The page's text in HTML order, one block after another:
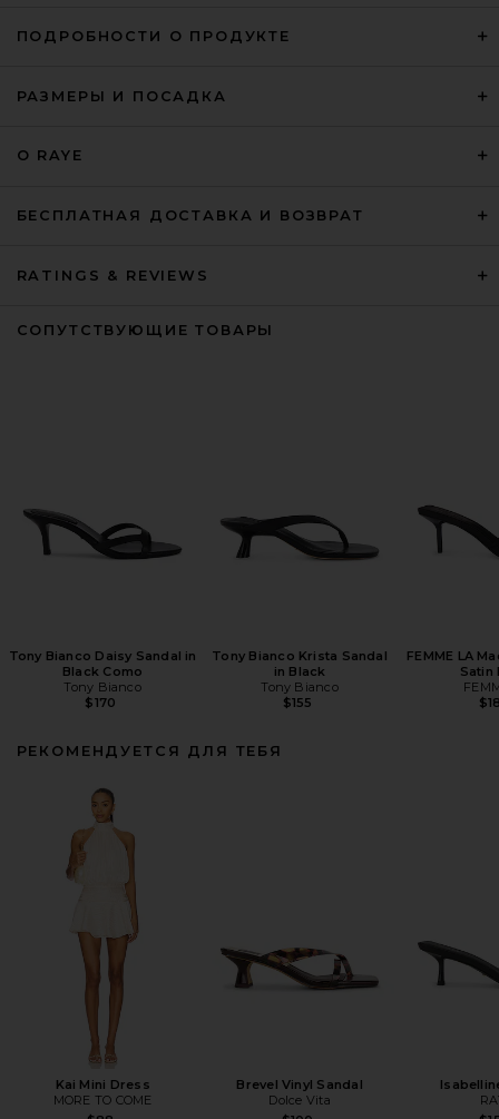
ПОДРОБНОСТИ О ПРОДУКТЕ
РАЗМЕРЫ И ПОСАДКА
О RAYE
БЕСПЛАТНАЯ ДОСТАВКА И ВОЗВРАТ
RATINGS & REVIEWS
СОПУТСТВУЮЩИЕ ТОВАРЫ
Tony Bianco Daisy Sandal in
Black Como
Tony Bianco
$170
Tony Bianco Krista Sandal
in Black
Tony Bianco
$155
FEMME LA
Satin
РЕКОМЕНДУЕТСЯ ДЛЯ ТЕБЯ
Kai Mini Dress
MORE TO COME
Brevel Vinyl Sandal
Dolce Vita